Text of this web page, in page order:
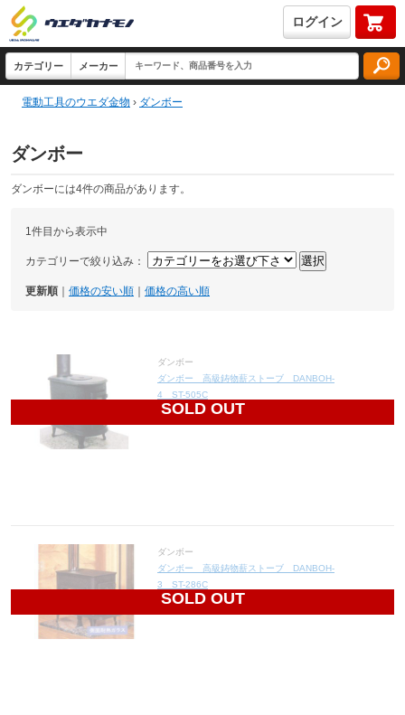
ログイン
電動工具のウエダ金物 › ダンボー
ダンボー
ダンボーには4件の商品があります。
1件目から表示中
カテゴリーで絞り込み：
更新順 価格の安い順 価格の高い順
SOLD OUT
ダンボー
ダンボー 高級鋳物薪ストーブ DANBOH-
4 ST-505C
30,000
SOLD OUT
ダンボー
ダンボー 高級鋳物薪ストーブ DANBOH-
3 ST-286C
39,600